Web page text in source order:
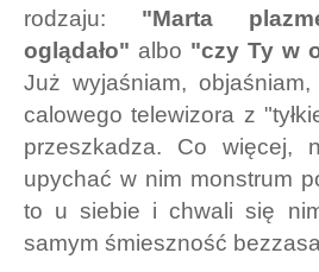
rodzaju: "Marta
oglądało" albo "czy Ty w
Już wyjaśniam,
calowego telewizora z
przeszkadza. Co więcej,
upychać w nim monstrum
to u siebie i chwali się
samym śmieszność